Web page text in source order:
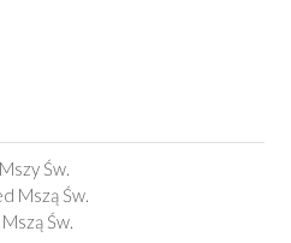
Św.
Mszą Św.
Św.